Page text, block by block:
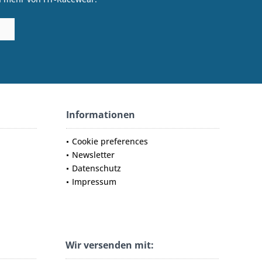
Informationen
Cookie preferences
Newsletter
Datenschutz
Impressum
Wir versenden mit: